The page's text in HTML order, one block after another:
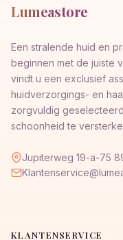
Lumeastore
Een stralende huid en
beginnen met de juiste
vindt u een exclusief
huidverzorgings- en
zorgvuldig
schoonheid te
Jupiterweg 19-a-75
KLANTENSERVICE